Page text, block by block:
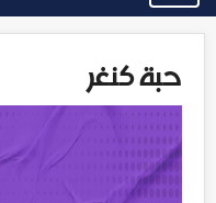
navigation
حبة كنغر